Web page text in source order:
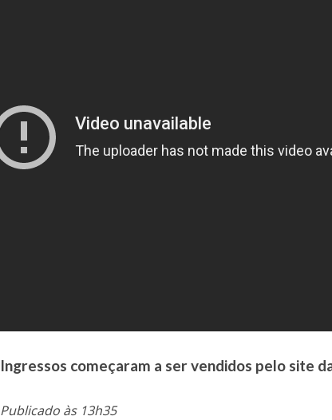
Ingressos começaram a ser vendidos pelo site
Publicado às 13h35